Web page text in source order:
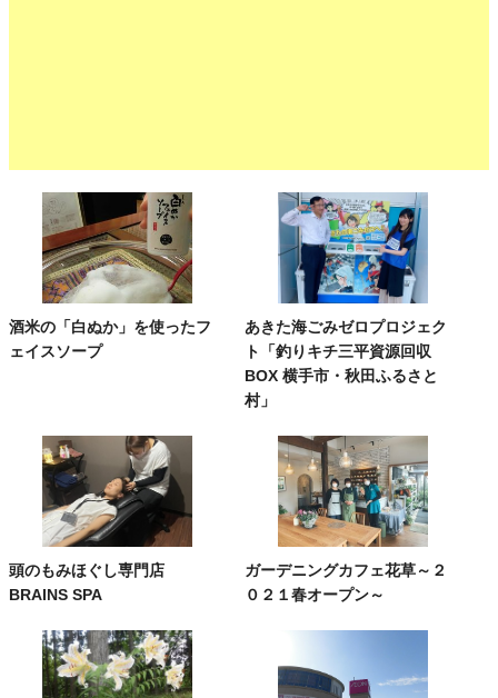
酒米の「白ぬか」を使ったフ
ェイスソープ
あきた海ごみゼロプロジェク
ト「釣りキチ三平資源回収
BOX 横手市・秋田ふるさと
村」
頭のもみほぐし専門店
BRAINS SPA
ガーデニングカフェ花草～２
０２１春オープン～